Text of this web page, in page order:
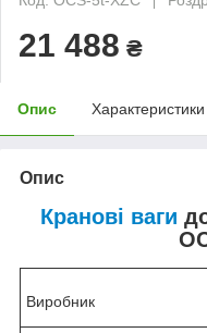
21 488 ₴
Опис Характеристики
Опис
Кранові ваги
Виробник